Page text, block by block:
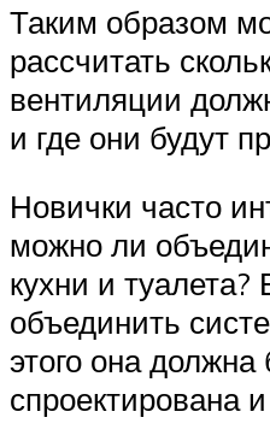
Таким образом
рассчитать
вентиляции
и где они будут
Новички часто
можно ли
кухни и
объединить
этого она
спроектирована